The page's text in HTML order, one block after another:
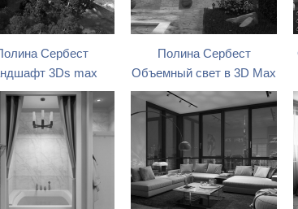
Сербест
3Ds max
Полина Сербест
Объемный свет в 3D Max